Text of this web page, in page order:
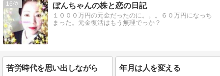
16 ぼんちゃんの株と恋の日記
１０００万円の元金だったのに。。。６０万円になっち
まった。元金復活はもう無理でっか？
苦労時代を思い出しながら 年月は人を変える